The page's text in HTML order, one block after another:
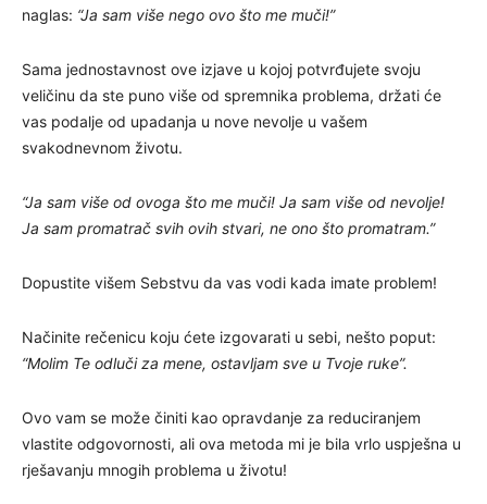
naglas: “Ja sam više nego ovo što me muči!”
Sama jednostavnost ove izjave u kojoj potvrđujete svoju
veličinu da ste puno više od spremnika problema, držati će
vas podalje od upadanja u nove nevolje u vašem
svakodnevnom životu.
“Ja sam više od ovoga što me muči! Ja sam više od nevolje!
Ja sam promatrač svih ovih stvari, ne ono što promatram.”
Dopustite višem Sebstvu da vas vodi kada imate problem!
Načinite rečenicu koju ćete izgovarati u sebi, nešto poput:
“Molim Te odluči za mene, ostavljam sve u Tvoje ruke”.
Ovo vam se može činiti kao opravdanje za reduciranjem
vlastite odgovornosti, ali ova metoda mi je bila vrlo uspješna u
rješavanju mnogih problema u životu!